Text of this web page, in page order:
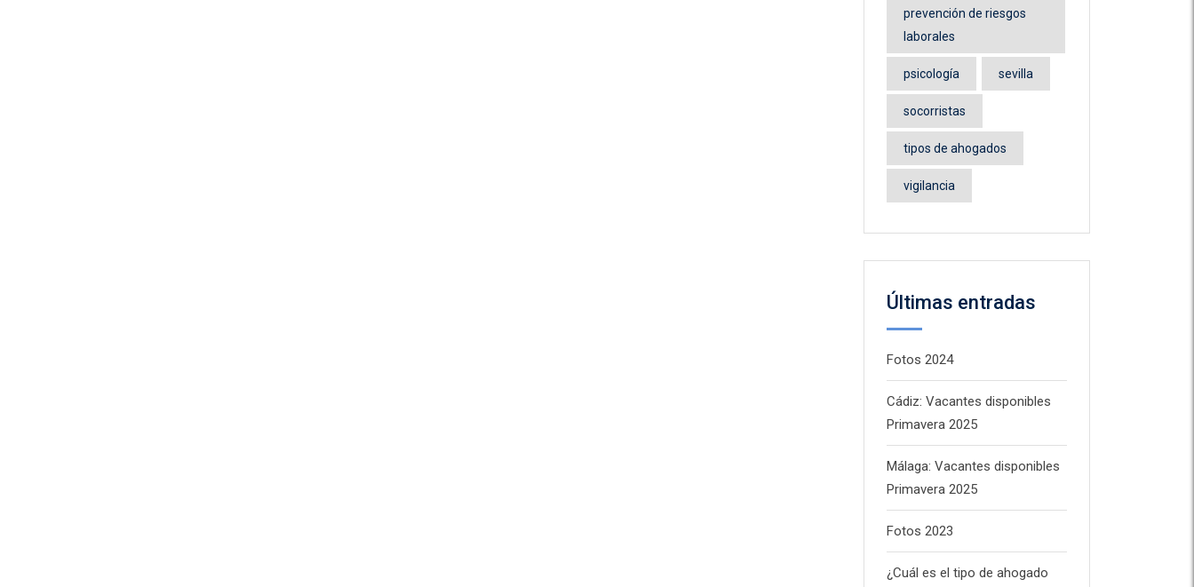
prevención de riesgos
laborales
psicología sevilla
socorristas
tipos de ahogados
vigilancia
Últimas entradas
Fotos 2024
Cádiz: Vacantes disponibles
Primavera 2025
Málaga: Vacantes disponibles
Primavera 2025
Fotos 2023
¿Cuál es el tipo de ahogado